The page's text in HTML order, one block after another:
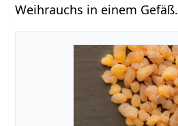
Weihrauchs in einem Gefäß.